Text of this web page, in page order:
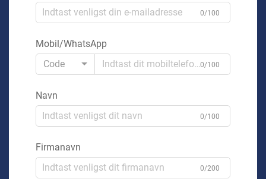
0/100
Mobil/WhatsApp
Code
0/100
Navn
0/100
Firmanavn
0/200